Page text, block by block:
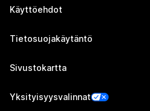
Käyttöehdot
Tietosuojakäytäntö
Sivustokartta
Yksityisyysvalinnat